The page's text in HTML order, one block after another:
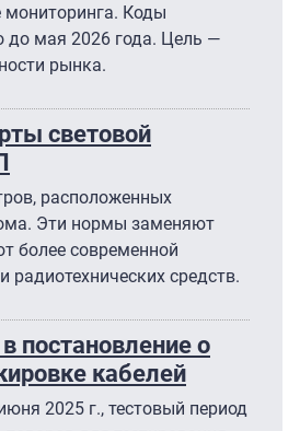
мониторинга. Коды
до мая 2026 года. Цель —
рынка.
световой
расположенных
Эти нормы заменяют
более современной
радиотехнических средств.
постановление о
кабелей
2025 г., тестовый период